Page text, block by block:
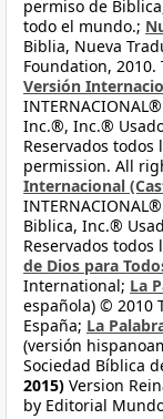
permiso de
todo el mundo.;
Biblia, Nueva
Foundation, 2010.
Versión
Inc.®, Inc.®
Reservados
permission. All
Internacional
Biblica, Inc.®
Reservados
de Dios para
International; La
española) © 2010
España; La
(versión
Sociedad Bíblica
2015) Version
by Editorial